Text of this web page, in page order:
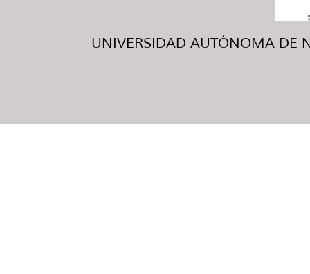
UNIVERSIDAD AUTÓNOMA DE